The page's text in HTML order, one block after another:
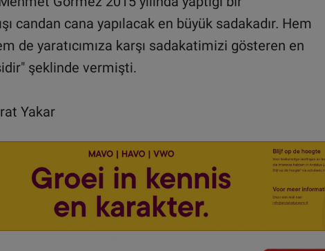
candan cana yapılacak en büyük sadakadır. Hem
de yaratıcımıza karşı sadakatimizi gösteren en
şeklinde vermişti.
Yakar